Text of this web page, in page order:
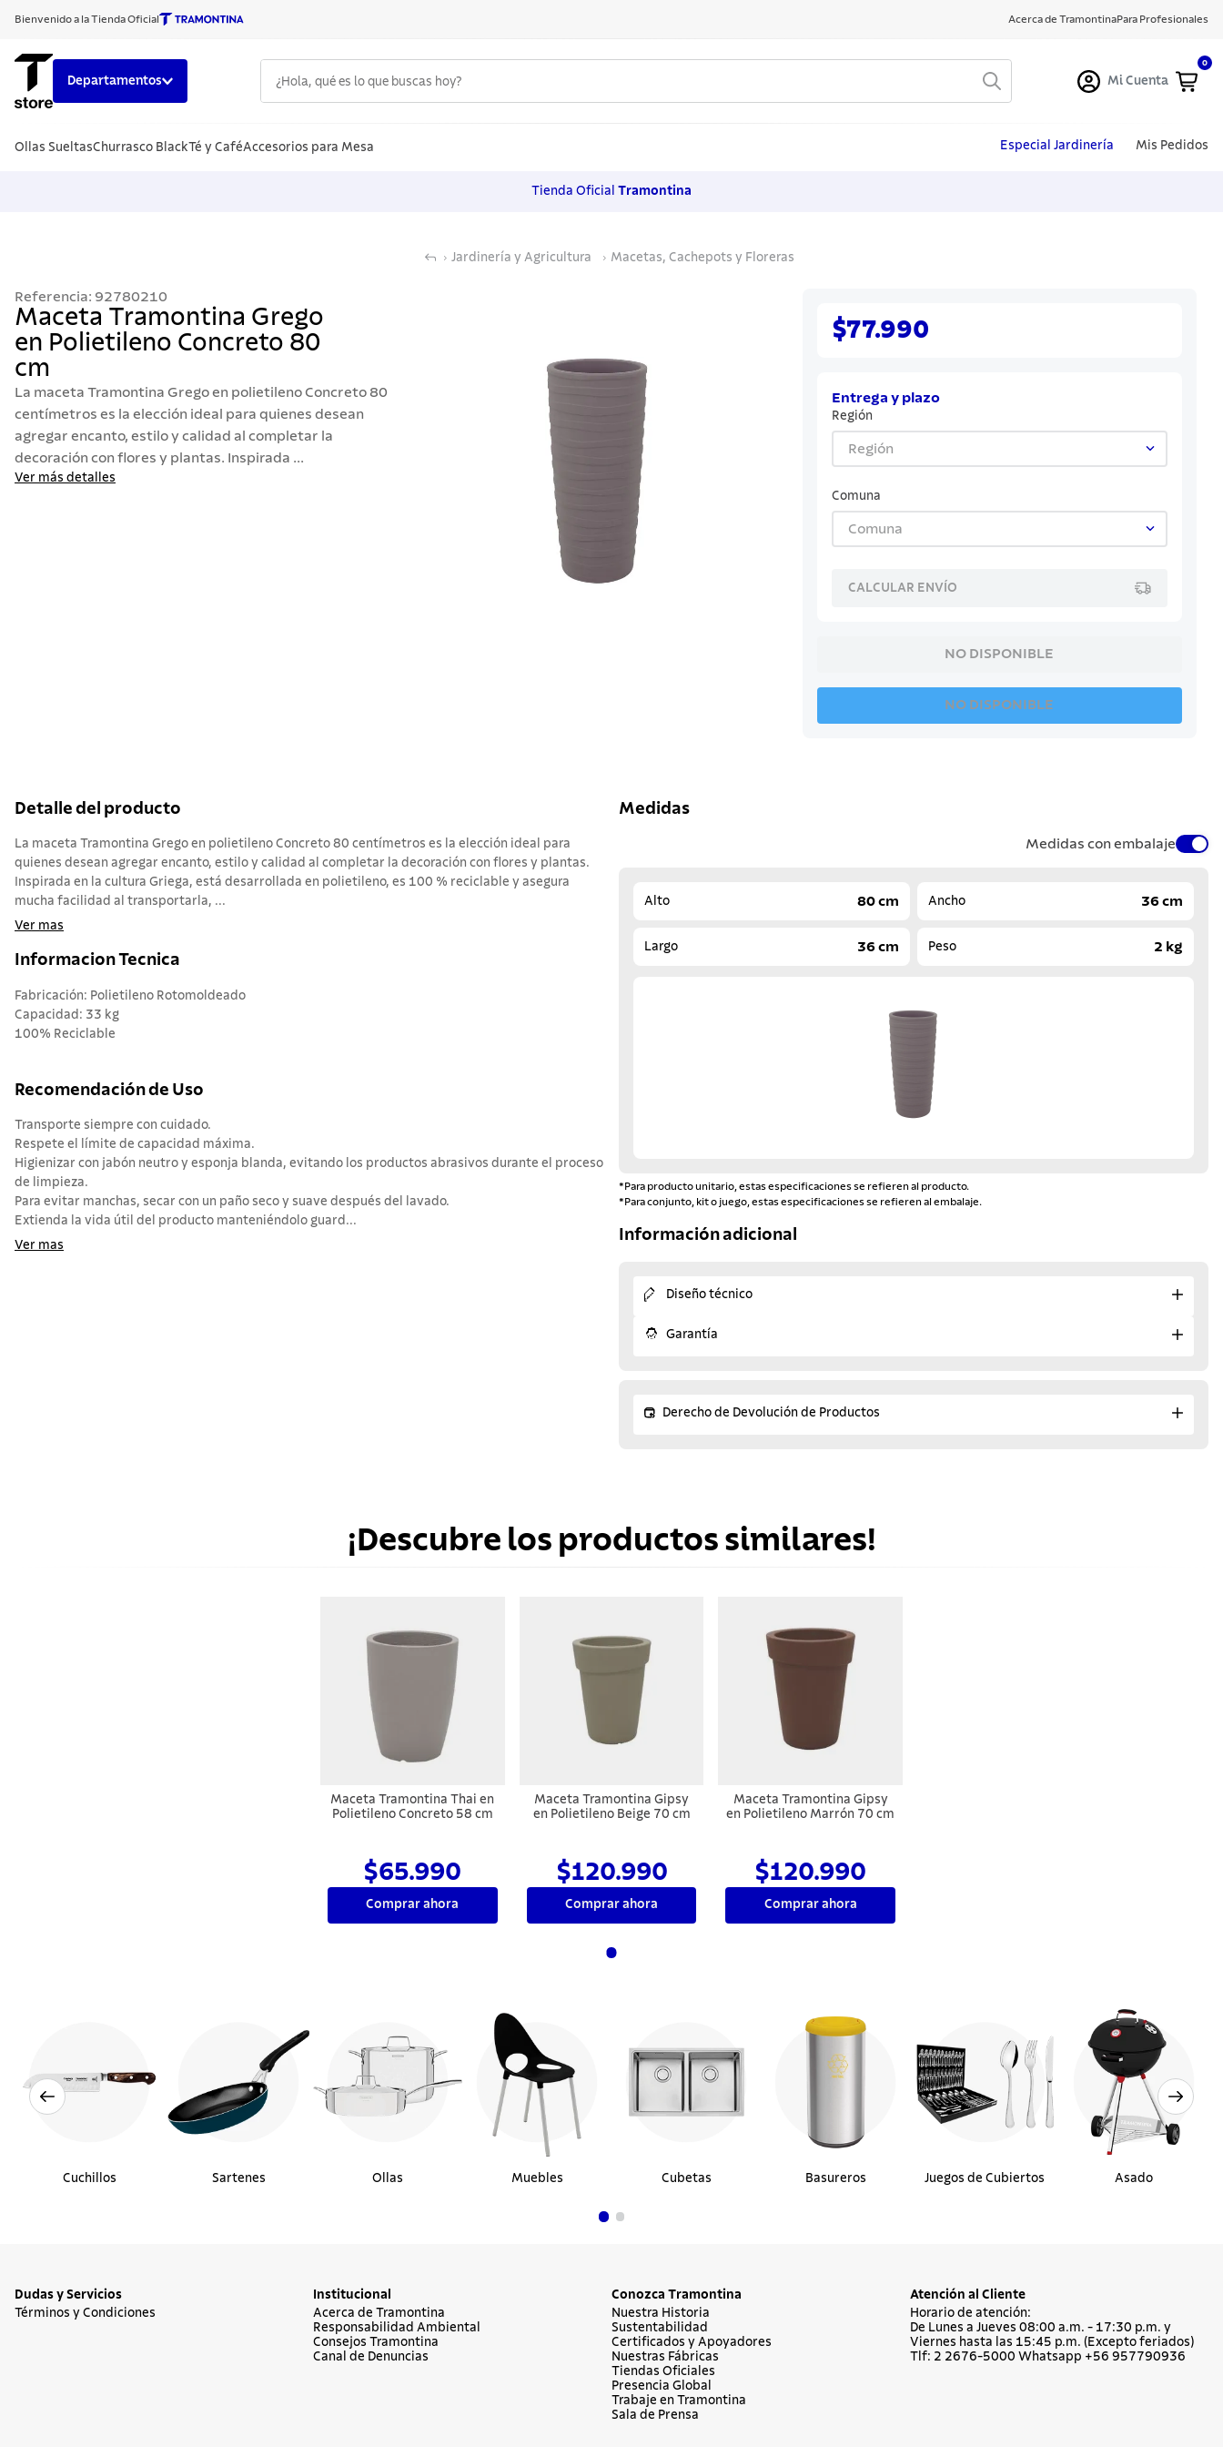
Bienvenido a la Tienda Oficial Acerca de TramontinaPara Profesionales
Departamentos Mi Cuenta
0
Ollas SueltasChurrasco BlackTé y CaféAccesorios para Mesa Especial Jardinería Mis Pedidos
Tienda Oficial Tramontina
Jardinería y Agricultura Macetas, Cachepots y Floreras
Referencia: 92780210
Maceta Tramontina Grego
en Polietileno Concreto 80
cm
La maceta Tramontina Grego en polietileno Concreto 80
centímetros es la elección ideal para quienes desean
agregar encanto, estilo y calidad al completar la
decoración con flores y plantas. Inspirada ...
Ver más detalles
$77.990
Entrega y plazo
Región
Región
Comuna
Comuna
CALCULAR ENVÍO
NO DISPONIBLE
NO DISPONIBLE
Detalle del producto
La maceta Tramontina Grego en polietileno Concreto 80 centímetros es la elección ideal para
quienes desean agregar encanto, estilo y calidad al completar la decoración con flores y plantas.
Inspirada en la cultura Griega, está desarrollada en polietileno, es 100 % reciclable y asegura
mucha facilidad al transportarla, ...
Ver mas
Informacion Tecnica
Fabricación: Polietileno Rotomoldeado
Capacidad: 33 kg
100% Reciclable
Recomendación de Uso
Transporte siempre con cuidado.
Respete el límite de capacidad máxima.
Higienizar con jabón neutro y esponja blanda, evitando los productos abrasivos durante el proceso
de limpieza.
Para evitar manchas, secar con un paño seco y suave después del lavado.
Extienda la vida útil del producto manteniéndolo guard...
Ver mas
Medidas
Medidas con embalaje
Alto 80 cm Ancho 36 cm
Largo 36 cm Peso 2 kg
*Para producto unitario, estas especificaciones se refieren al producto.
*Para conjunto, kit o juego, estas especificaciones se refieren al embalaje.
Información adicional
Diseño técnico
Garantía
Derecho de Devolución de Productos
¡Descubre los productos similares!
Maceta Tramontina Thai en
Polietileno Concreto 58 cm
$65.990
Comprar ahora
Maceta Tramontina Gipsy
en Polietileno Beige 70 cm
$120.990
Comprar ahora
Maceta Tramontina Gipsy
en Polietileno Marrón 70 cm
$120.990
Comprar ahora
Cuchillos Sartenes Ollas Muebles Cubetas Basureros Juegos de Cubiertos Asado
Dudas y Servicios
Términos y Condiciones
Institucional
Acerca de Tramontina
Responsabilidad Ambiental
Consejos Tramontina
Canal de Denuncias
Conozca Tramontina
Nuestra Historia
Sustentabilidad
Certificados y Apoyadores
Nuestras Fábricas
Tiendas Oficiales
Presencia Global
Trabaje en Tramontina
Sala de Prensa
Atención al Cliente
Horario de atención:
De Lunes a Jueves 08:00 a.m. - 17:30 p.m. y
Viernes hasta las 15:45 p.m. (Excepto feriados)
Tlf: 2 2676-5000 Whatsapp +56 957790936
1.
cuchillos